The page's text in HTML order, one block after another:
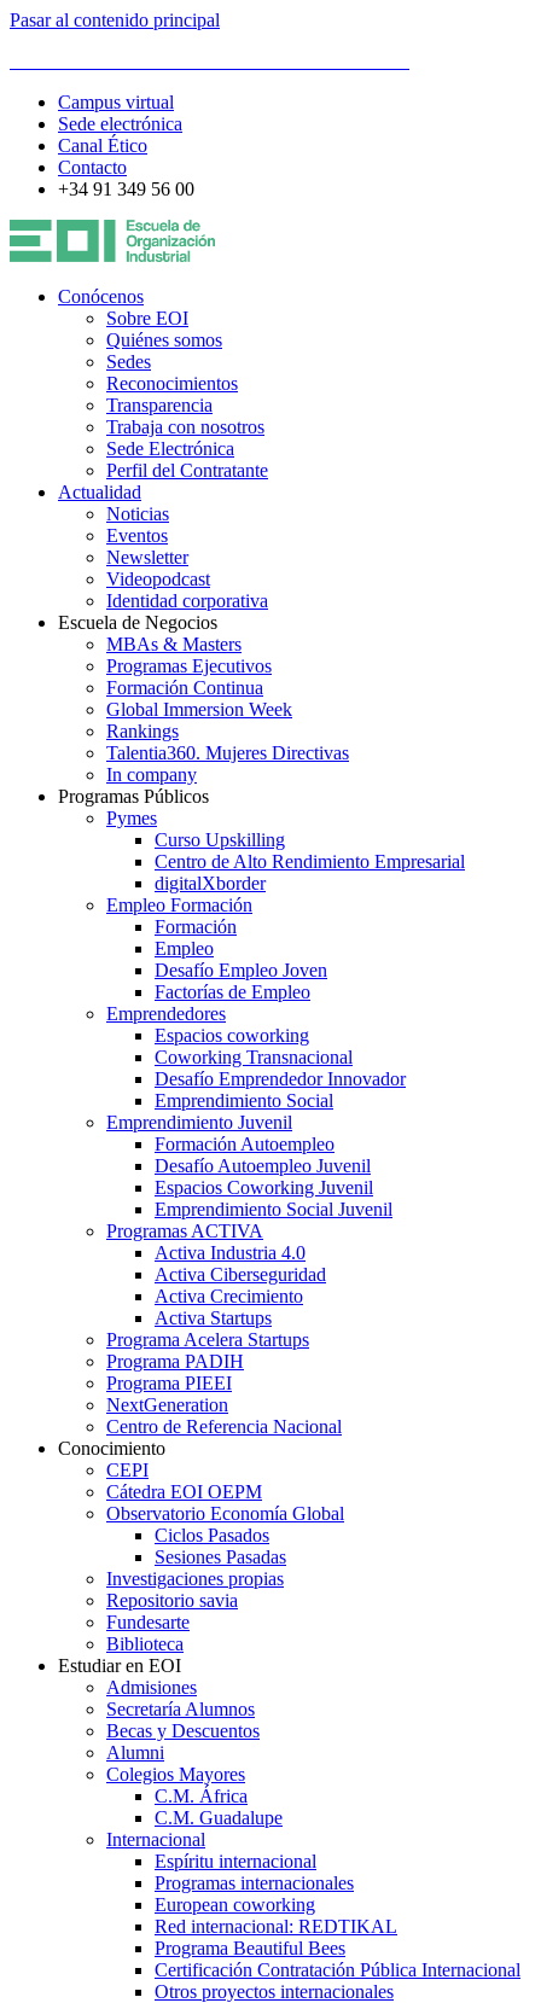
Pasar al contenido principal
Campus virtual
Sede electrónica
Canal Ético
Contacto
+34 91 349 56 00
Conócenos
Sobre EOI
Quiénes somos
Sedes
Reconocimientos
Transparencia
Trabaja con nosotros
Sede Electrónica
Perfil del Contratante
Actualidad
Noticias
Eventos
Newsletter
Videopodcast
Identidad corporativa
Escuela de Negocios
MBAs & Masters
Programas Ejecutivos
Formación Continua
Global Immersion Week
Rankings
Talentia360. Mujeres Directivas
In company
Programas Públicos
Pymes
Curso Upskilling
Centro de Alto Rendimiento Empresarial
digitalXborder
Empleo Formación
Formación
Empleo
Desafío Empleo Joven
Factorías de Empleo
Emprendedores
Espacios coworking
Coworking Transnacional
Desafío Emprendedor Innovador
Emprendimiento Social
Emprendimiento Juvenil
Formación Autoempleo
Desafío Autoempleo Juvenil
Espacios Coworking Juvenil
Emprendimiento Social Juvenil
Programas ACTIVA
Activa Industria 4.0
Activa Ciberseguridad
Activa Crecimiento
Activa Startups
Programa Acelera Startups
Programa PADIH
Programa PIEEI
NextGeneration
Centro de Referencia Nacional
Conocimiento
CEPI
Cátedra EOI OEPM
Observatorio Economía Global
Ciclos Pasados
Sesiones Pasadas
Investigaciones propias
Repositorio savia
Fundesarte
Biblioteca
Estudiar en EOI
Admisiones
Secretaría Alumnos
Becas y Descuentos
Alumni
Colegios Mayores
C.M. África
C.M. Guadalupe
Internacional
Espíritu internacional
Programas internacionales
European coworking
Red internacional: REDTIKAL
Programa Beautiful Bees
Certificación Contratación Pública Internacional
Otros proyectos internacionales